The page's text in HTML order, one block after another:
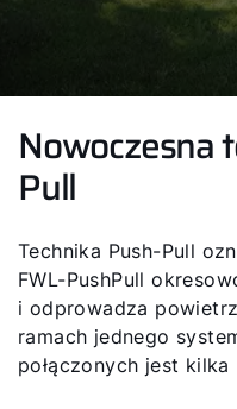
Nowoczesna
Pull
Technika Push-Pull
FWL-PushPull
i odprowadza
ramach jednego
połączonych jest kilka